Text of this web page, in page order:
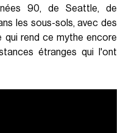
90, de Seattle, de
les sous-sols, avec des
qui rend ce mythe encore
étranges qui l'ont